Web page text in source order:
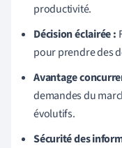
productivité.
Décision éclairée :
pour prendre des
Avantage
demandes du
évolutifs.
Sécurité des